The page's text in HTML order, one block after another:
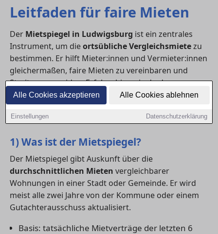
Alle Cookies akzeptieren Alle Cookies ablehnen
Einstellungen Datenschutzerklärung
Leitfaden für faire Mieten
Der Mietspiegel in Ludwigsburg ist ein zentrales
Instrument, um dieortsübliche Vergleichsmietezu
bestimmen. Er hilft Mieter:innen und Vermieter:innen
gleichermaßen, faire Mieten zu vereinbaren und
Streit zu vermeiden. Erfahre hier, wie du den
Mietspiegel richtig liest, berechnest und zur
Verhandlung nutzt – egal ob du eine
mietenoder eine Immobilie möchtest.
1) Was ist der Mietspiegel?
Der Mietspiegel gibt Auskunft über die
durchschnittlichen Mieten vergleichbarer
Wohnungen in einer Stadt oder Gemeinde. Er wird
meist alle zwei Jahre von der Kommune oder einem
Gutachterausschuss aktualisiert.
Basis: tatsächliche Mietverträge der letzten 6